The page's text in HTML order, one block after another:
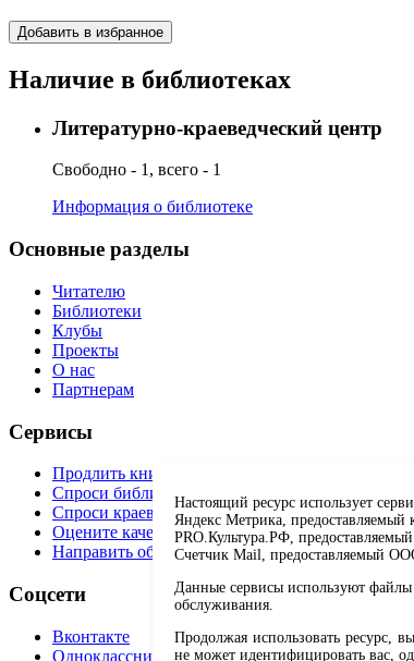
Добавить в избранное
Наличие в библиотеках
Литературно-краеведческий центр
Свободно - 1, всего - 1
Информация о библиотеке
Основные разделы
Читателю
Библиотеки
Клубы
Проекты
О нас
Партнерам
Сервисы
Продлить книгу
Спроси библиотекаря
Спроси краеведа
Оцените качество услуг
Направить обращение директору
Соцсети
Вконтакте
Одноклассники
Настоящий ресурс использует
Яндекс Метрика,
PRO.Культура.РФ,
Счетчик Mail, предоставляемый
Данные сервисы используют файлы
обслуживания.
Продолжая использовать ресурс,
не может идентифицировать вас,